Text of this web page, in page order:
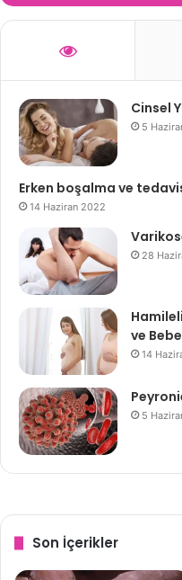
Cinsel
5
Erken boşalma ve
14 Haziran 2022
28
ve
14
5
Son İçerikler